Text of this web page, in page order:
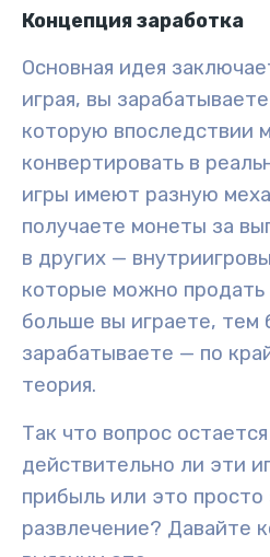
Концепция заработка
Основная идея
играя, вы
которую впоследствии
конвертировать в
игры имеют разную
получаете монеты за
в других —
которые можно продать
больше вы играете, тем
зарабатываете — по
теория.
Так что вопрос
действительно ли эти
прибыль или это просто
развлечение? Давайте